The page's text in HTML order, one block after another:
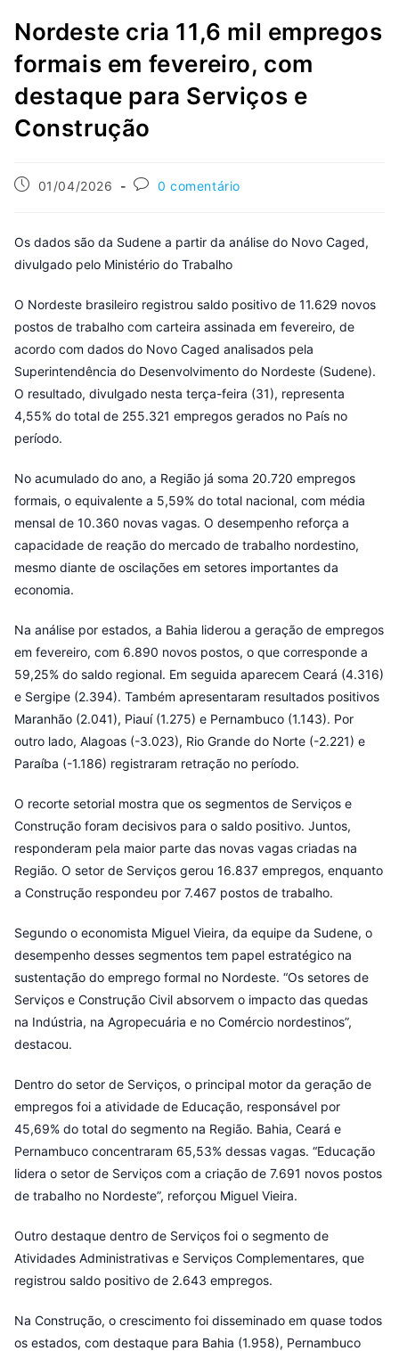
Nordeste cria 11,6 mil empregos
formais em fevereiro, com
destaque para Serviços e
Construção
01/04/2026 0 comentário
Os dados são da Sudene a partir da análise do Novo Caged,
divulgado pelo Ministério do Trabalho
O Nordeste brasileiro registrou saldo positivo de 11.629 novos
postos de trabalho com carteira assinada em fevereiro, de
acordo com dados do Novo Caged analisados pela
Superintendência do Desenvolvimento do Nordeste (Sudene).
O resultado, divulgado nesta terça-feira (31), representa
4,55% do total de 255.321 empregos gerados no País no
período.
No acumulado do ano, a Região já soma 20.720 empregos
formais, o equivalente a 5,59% do total nacional, com média
mensal de 10.360 novas vagas. O desempenho reforça a
capacidade de reação do mercado de trabalho nordestino,
mesmo diante de oscilações em setores importantes da
economia.
Na análise por estados, a Bahia liderou a geração de empregos
em fevereiro, com 6.890 novos postos, o que corresponde a
59,25% do saldo regional. Em seguida aparecem Ceará (4.316)
e Sergipe (2.394). Também apresentaram resultados positivos
Maranhão (2.041), Piauí (1.275) e Pernambuco (1.143). Por
outro lado, Alagoas (-3.023), Rio Grande do Norte (-2.221) e
Paraíba (-1.186) registraram retração no período.
O recorte setorial mostra que os segmentos de Serviços e
Construção foram decisivos para o saldo positivo. Juntos,
responderam pela maior parte das novas vagas criadas na
Região. O setor de Serviços gerou 16.837 empregos, enquanto
a Construção respondeu por 7.467 postos de trabalho.
Segundo o economista Miguel Vieira, da equipe da Sudene, o
desempenho desses segmentos tem papel estratégico na
sustentação do emprego formal no Nordeste. “Os setores de
Serviços e Construção Civil absorvem o impacto das quedas
na Indústria, na Agropecuária e no Comércio nordestinos”,
destacou.
Dentro do setor de Serviços, o principal motor da geração de
empregos foi a atividade de Educação, responsável por
45,69% do total do segmento na Região. Bahia, Ceará e
Pernambuco concentraram 65,53% dessas vagas. “Educação
lidera o setor de Serviços com a criação de 7.691 novos postos
de trabalho no Nordeste”, reforçou Miguel Vieira.
Outro destaque dentro de Serviços foi o segmento de
Atividades Administrativas e Serviços Complementares, que
registrou saldo positivo de 2.643 empregos.
Na Construção, o crescimento foi disseminado em quase todos
os estados, com destaque para Bahia (1.958), Pernambuco